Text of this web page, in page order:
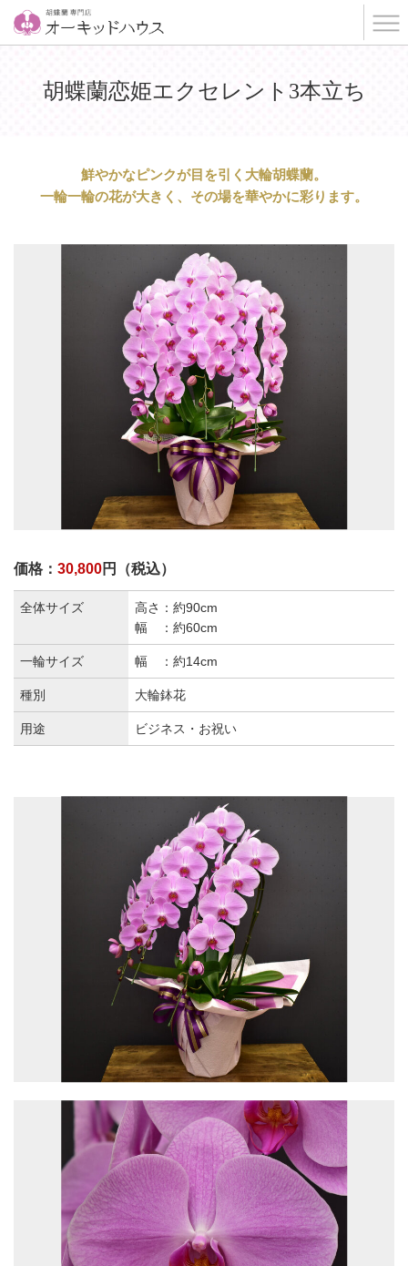
胡蝶蘭恋姫エクセレント3本立ち
鮮やかなピンクが目を引く大輪胡蝶蘭。
一輪一輪の花が大きく、その場を華やかに彩ります。
価格： 30,800円（税込）
全体サイズ
高さ：約90cm
幅 ：約60cm
一輪サイズ 幅 ：約14cm
種別 大輪鉢花
用途 ビジネス・お祝い